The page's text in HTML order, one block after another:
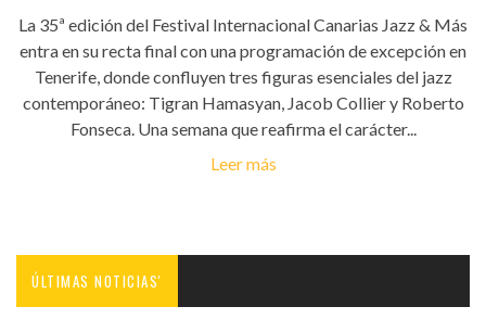
La 35ª edición del Festival Internacional Canarias Jazz & Más
entra en su recta final con una programación de excepción en
Tenerife, donde confluyen tres figuras esenciales del jazz
contemporáneo: Tigran Hamasyan, Jacob Collier y Roberto
Fonseca. Una semana que reafirma el carácter...
Leer más
ÚLTIMAS NOTICIAS'